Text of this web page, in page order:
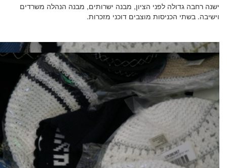
ישנה רחבה גדולה לפני הציון, מבנה ישרותים, מבנה הנהלה משרדים
וישיבה. בשתי הכניסות מוצבים דוכני מזכרות.